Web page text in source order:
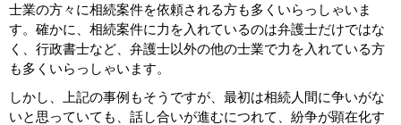
士業の方々に相続案件を依頼される方も多くいらっしゃいま
す。確かに、相続案件に力を入れているのは弁護士だけではな
く、行政書士など、弁護士以外の他の士業で力を入れている方
も多くいらっしゃいます。
しかし、上記の事例もそうですが、最初は相続人間に争いがな
いと思っていても、話し合いが進むにつれて、紛争が顕在化す